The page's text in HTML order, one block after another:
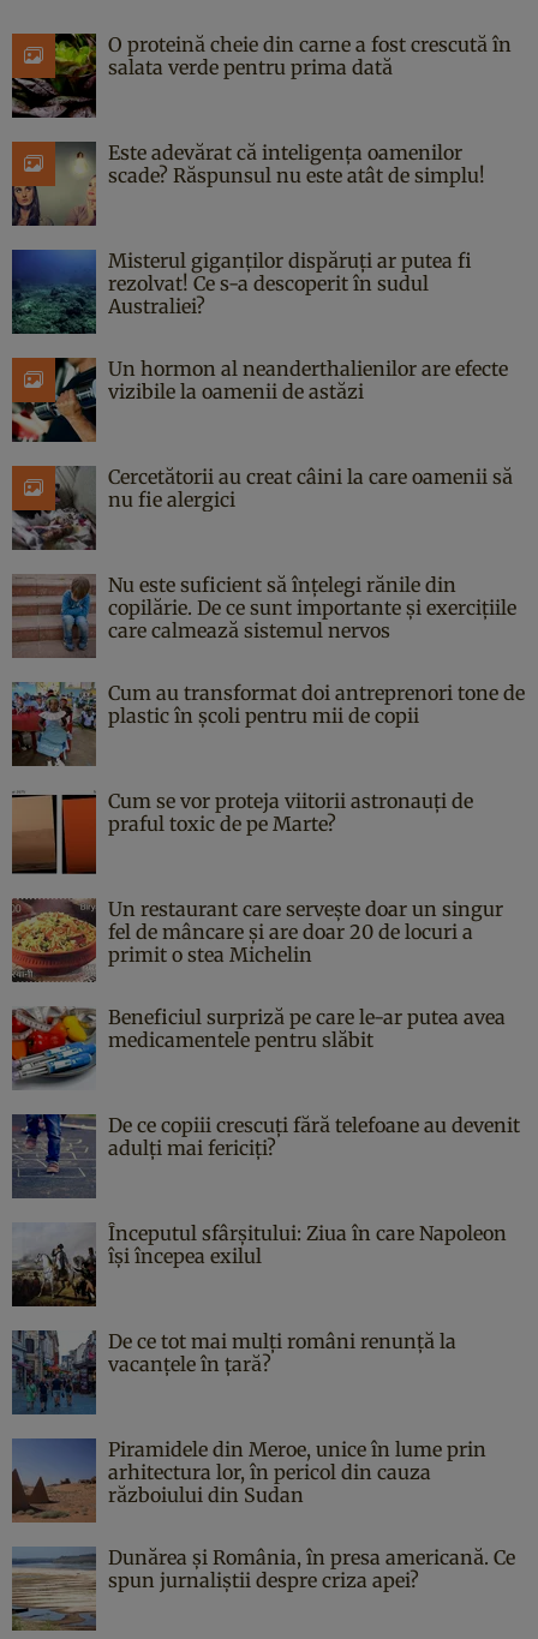
O proteină cheie din carne a fost crescută în
salata verde pentru prima dată
Este adevărat că inteligența oamenilor
scade? Răspunsul nu este atât de simplu!
Misterul giganților dispăruți ar putea fi
rezolvat! Ce s-a descoperit în sudul
Australiei?
Un hormon al neanderthalienilor are efecte
vizibile la oamenii de astăzi
Cercetătorii au creat câini la care oamenii să
nu fie alergici
Nu este suficient să înțelegi rănile din
copilărie. De ce sunt importante și exercițiile
care calmează sistemul nervos
Cum au transformat doi antreprenori tone de
plastic în școli pentru mii de copii
Cum se vor proteja viitorii astronauți de
praful toxic de pe Marte?
Un restaurant care servește doar un singur
fel de mâncare și are doar 20 de locuri a
primit o stea Michelin
Beneficiul surpriză pe care le-ar putea avea
medicamentele pentru slăbit
De ce copiii crescuți fără telefoane au devenit
adulți mai fericiți?
Începutul sfârşitului: Ziua în care Napoleon
îşi începea exilul
De ce tot mai mulți români renunță la
vacanțele în țară?
Piramidele din Meroe, unice în lume prin
arhitectura lor, în pericol din cauza
războiului din Sudan
Dunărea și România, în presa americană. Ce
spun jurnaliștii despre criza apei?